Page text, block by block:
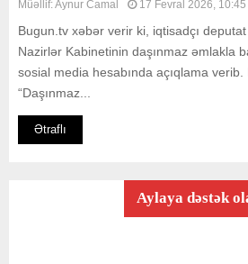
Müəllif:Aynur Camal 17 Fevral 2026, 10:45
Bugun.tv xəbər verir ki, iqtisadçı
Nazirlər Kabinetinin daşınmaz əmlakla
sosial media hesabında açıqlama verib.
“Daşınmaz...
Ətraflı
Aylaya dəstək